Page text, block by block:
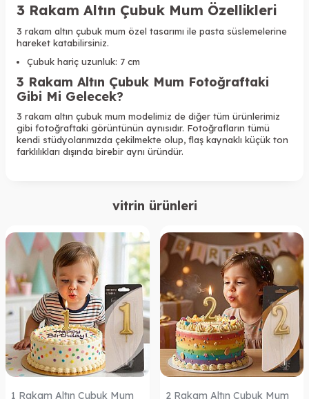
3 Rakam Altın Çubuk Mum Özellikleri
3 rakam altın çubuk mum özel tasarımı ile pasta süslemelerine
hareket katabilirsiniz.
Çubuk hariç uzunluk: 7 cm
3 Rakam Altın Çubuk Mum Fotoğraftaki
Gibi Mi Gelecek?
3 rakam altın çubuk mum modelimiz de diğer tüm ürünlerimiz
gibi fotoğraftaki görüntünün aynısıdır. Fotoğrafların tümü
kendi stüdyolarımızda çekilmekte olup, flaş kaynaklı küçük ton
farklılıkları dışında birebir aynı üründür.
vitrin ürünleri
1 Rakam Altın Çubuk Mum 2 Rakam Altın Çubuk Mum